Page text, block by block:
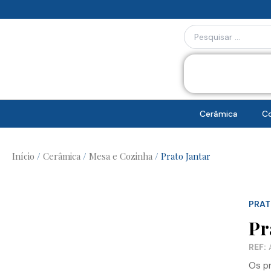
Search
...
Cerâmica
Início / Cerâmica / Mesa e Cozinha / Prato Jantar
REF:
Os